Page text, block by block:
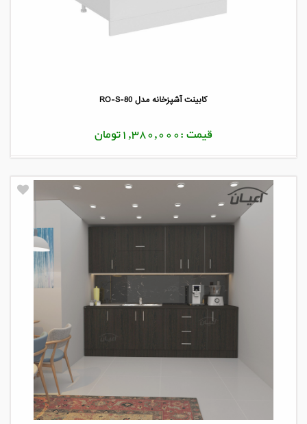
کابینت آشپزخانه مدل RO-S-80
قیمت :1,380,000تومان